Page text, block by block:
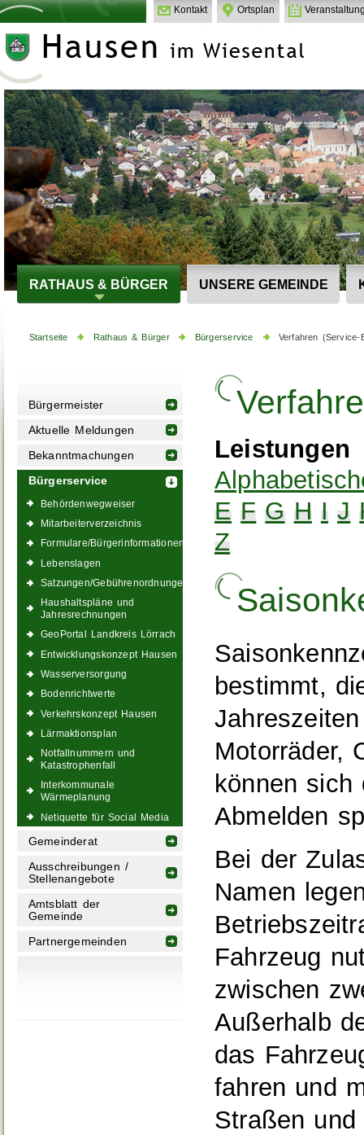
Kontakt Ortsplan
RATHAUS & BÜRGER UNSERE GEMEINDE
Startseite Rathaus & Bürger Bürgerservice Verfahren (Service-
Bürgermeister
Aktuelle Meldungen
Bekanntmachungen
Bürgerservice
Behördenwegweiser
Mitarbeiterverzeichnis
Formulare/Bürgerinformationen
Lebenslagen
Satzungen/Gebührenordnungen
Haushaltspläne und
Jahresrechnungen
GeoPortal Landkreis Lörrach
Entwicklungskonzept Hausen
Wasserversorgung
Bodenrichtwerte
Verkehrskonzept Hausen
Lärmaktionsplan
Notfallnummern und
Katastrophenfall
Interkommunale
Wärmeplanung
Netiquette für Social Media
Gemeinderat
Ausschreibungen /
Stellenangebote
Amtsblatt der
Gemeinde
Partnergemeinden
Leistungen
E F G H I J
Z
bestimmt,
Motorräder,
können sich
Abmelden
Bei der
Namen
Fahrzeug
zwischen
Außerhalb
das
fahren und
Straßen